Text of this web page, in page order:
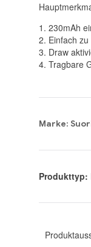
1. 230mAh
2. Einfach
3. Draw
4. Tragbare
Marke:
Produkttyp: